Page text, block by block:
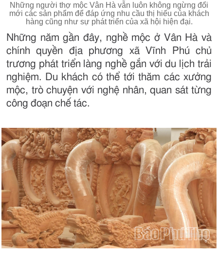
Những người thợ mộc Vân Hà vẫn luôn không ngừng đổi
mới các sản phẩm để đáp ứng nhu cầu thị hiếu của khách
hàng cũng như sự phát triển của xã hội hiện đại.
Những năm gần đây, nghề mộc ở Vân Hà và
chính quyền địa phương xã Vĩnh Phú chủ
trương phát triển làng nghề gắn với du lịch trải
nghiệm. Du khách có thể tới thăm các xưởng
mộc, trò chuyện với nghệ nhân, quan sát từng
công đoạn chế tác.